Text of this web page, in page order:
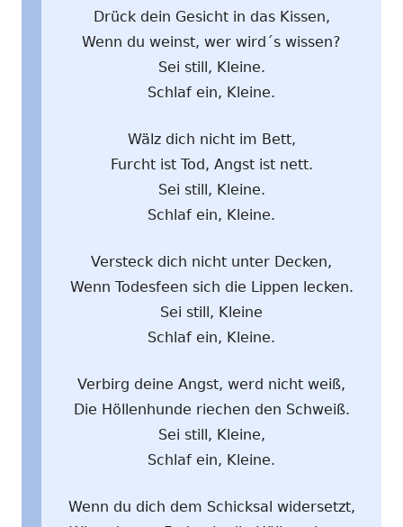
Drück dein Gesicht in das Kissen,
Wenn du weinst, wer wird´s wissen?
Sei still, Kleine.
Schlaf ein, Kleine.
Wälz dich nicht im Bett,
Furcht ist Tod, Angst ist nett.
Sei still, Kleine.
Schlaf ein, Kleine.
Versteck dich nicht unter Decken,
Wenn Todesfeen sich die Lippen lecken.
Sei still, Kleine
Schlaf ein, Kleine.
Verbirg deine Angst, werd nicht weiß,
Die Höllenhunde riechen den Schweiß.
Sei still, Kleine,
Schlaf ein, Kleine.
Wenn du dich dem Schicksal widersetzt,